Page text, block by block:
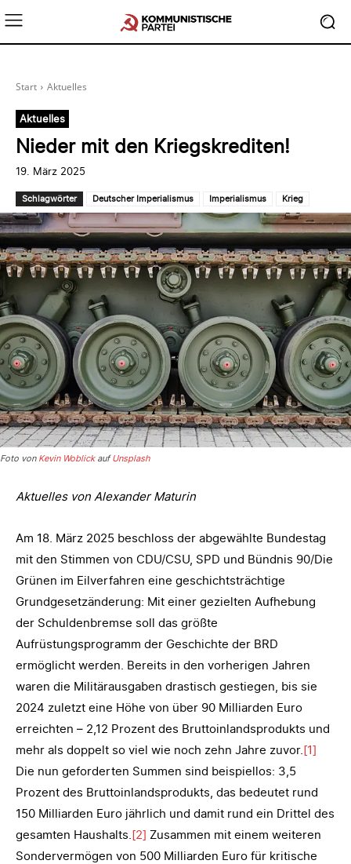
Start Aktuelles
Aktuelles
Nieder mit den Kriegskrediten!
19. März 2025
Schlagwörter Deutscher Imperialismus Imperialismus Krieg
Foto von Kevin WoblickaufUnsplash
Aktuelles von Alexander Maturin
Am 18. März 2025 beschloss der abgewählte Bundestag
mit den Stimmen von CDU/CSU, SPD und Bündnis 90/Die
Grünen im Eilverfahren eine geschichtsträchtige
Grundgesetzänderung: Mit einer gezielten Aufhebung
der Schuldenbremse soll das größte
Aufrüstungsprogramm der Geschichte der BRD
ermöglicht werden. Bereits in den vorherigen Jahren
waren die Militärausgaben drastisch gestiegen, bis sie
2024 zuletzt eine Höhe von über 90 Milliarden Euro
erreichten – 2,12 Prozent des Bruttoinlandsprodukts und
mehr als doppelt so viel wie noch zehn Jahre zuvor. [1]
Die nun geforderten Summen sind beispiellos: 3,5
Prozent des Bruttoinlandsprodukts, das bedeutet rund
150 Milliarden Euro jährlich und damit rund ein Drittel des
gesamten Haushalts. [2] Zusammen mit einem weiteren
Sondervermögen von 500 Milliarden Euro für kritische